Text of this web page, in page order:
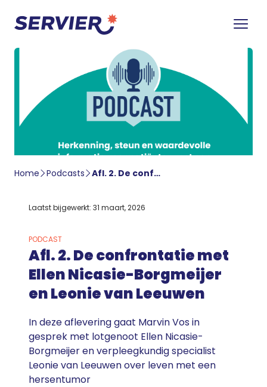
Home Podcasts Afl. 2. De confrontatie met Ellen Nicasie-Borgmeijer en Leonie van Leeuwen
Laatst bijgewerkt: 31 maart, 2026
PODCAST
Afl. 2. De confrontatie met
Ellen Nicasie-Borgmeijer
en Leonie van Leeuwen
In deze aflevering gaat Marvin Vos in
gesprek met lotgenoot Ellen Nicasie-
Borgmeijer en verpleegkundig specialist
Leonie van Leeuwen over leven met een
hersentumor